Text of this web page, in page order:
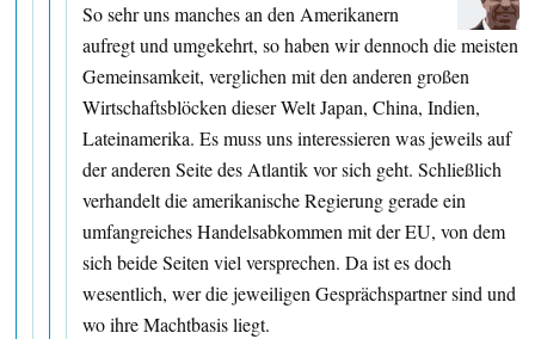
So sehr uns manches an den Amerikanern
aufregt und umgekehrt, so haben wir dennoch die meisten
Gemeinsamkeit, verglichen mit den anderen großen
Wirtschaftsblöcken dieser Welt Japan, China, Indien,
Lateinamerika. Es muss uns interessieren was jeweils auf
der anderen Seite des Atlantik vor sich geht. Schließlich
verhandelt die amerikanische Regierung gerade ein
umfangreiches Handelsabkommen mit der EU, von dem
sich beide Seiten viel versprechen. Da ist es doch
wesentlich, wer die jeweiligen Gesprächspartner sind und
wo ihre Machtbasis liegt.